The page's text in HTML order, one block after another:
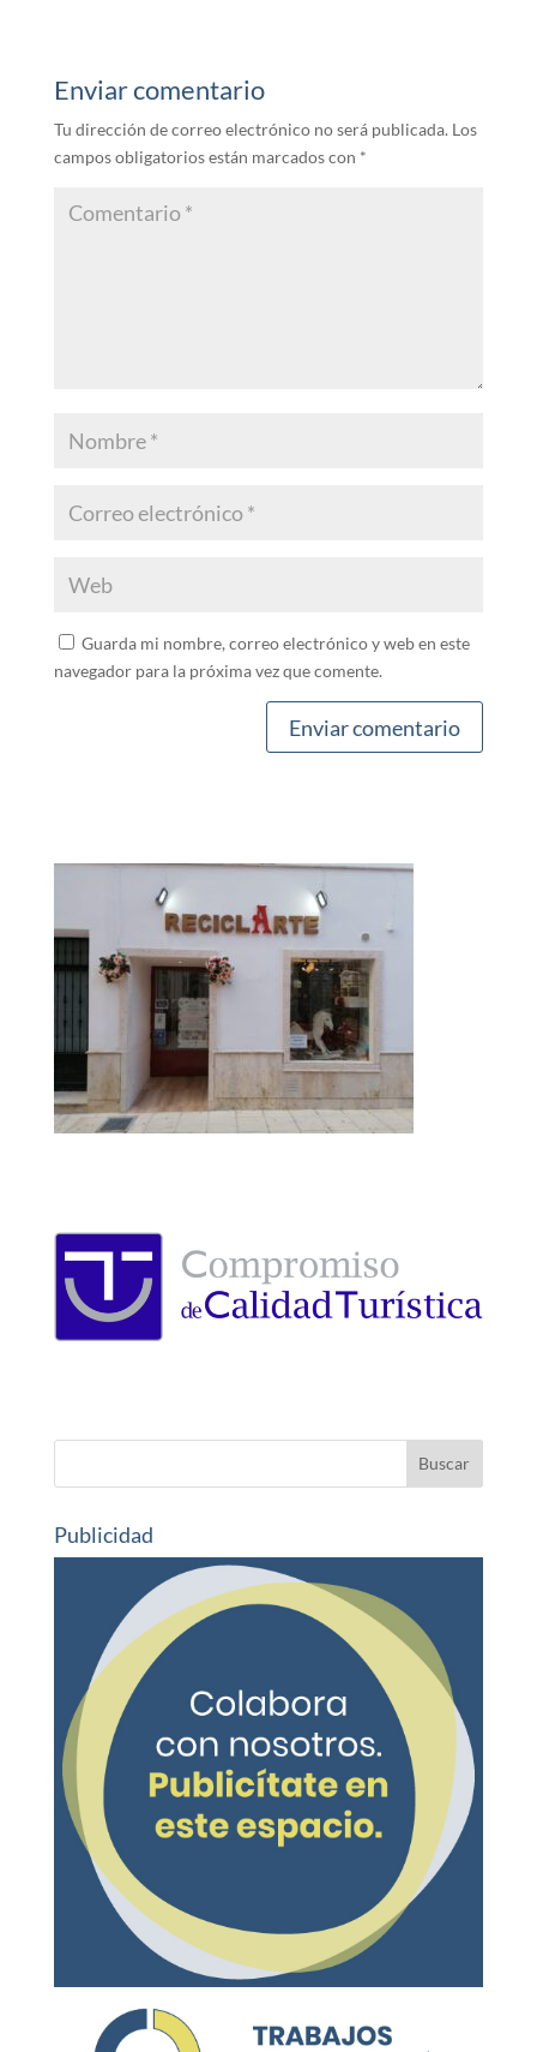
Enviar comentario
Tu dirección de correo electrónico no será publicada. Los
campos obligatorios están marcados con *
Guarda mi nombre, correo electrónico y web en este
navegador para la próxima vez que comente.
Publicidad